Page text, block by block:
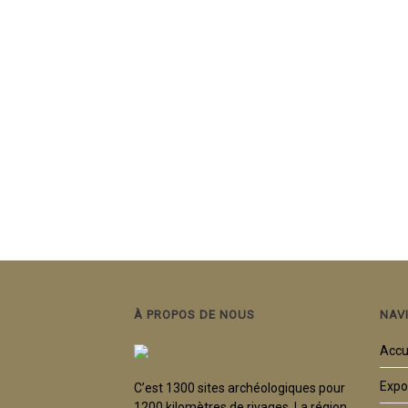
À PROPOS DE NOUS
C’est 1300 sites archéologiques pour